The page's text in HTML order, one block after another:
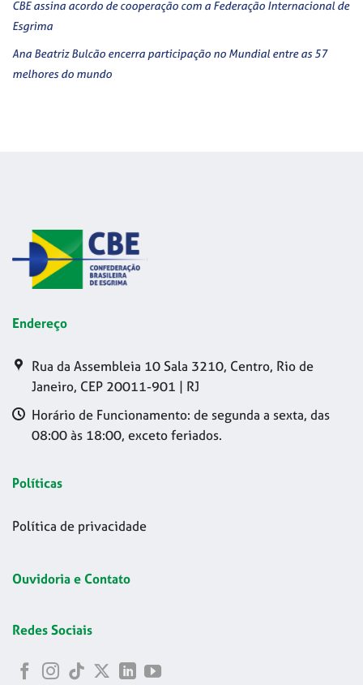
CBE assina acordo de cooperação com a Federação Internacional de
Esgrima
Ana Beatriz Bulcão encerra participação no Mundial entre as 57
melhores do mundo
Endereço
Rua da Assembleia 10 Sala 3210, Centro, Rio de
Janeiro, CEP 20011-901 | RJ
Horário de Funcionamento: de segunda a sexta, das
08:00 às 18:00, exceto feriados.
Políticas
Política de privacidade
Ouvidoria e Contato
Redes Sociais